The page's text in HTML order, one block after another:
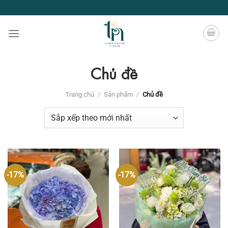
đến
nội
Chủ đề
Trang chủ / Sản phẩm / Chủ đề
-17% -17%